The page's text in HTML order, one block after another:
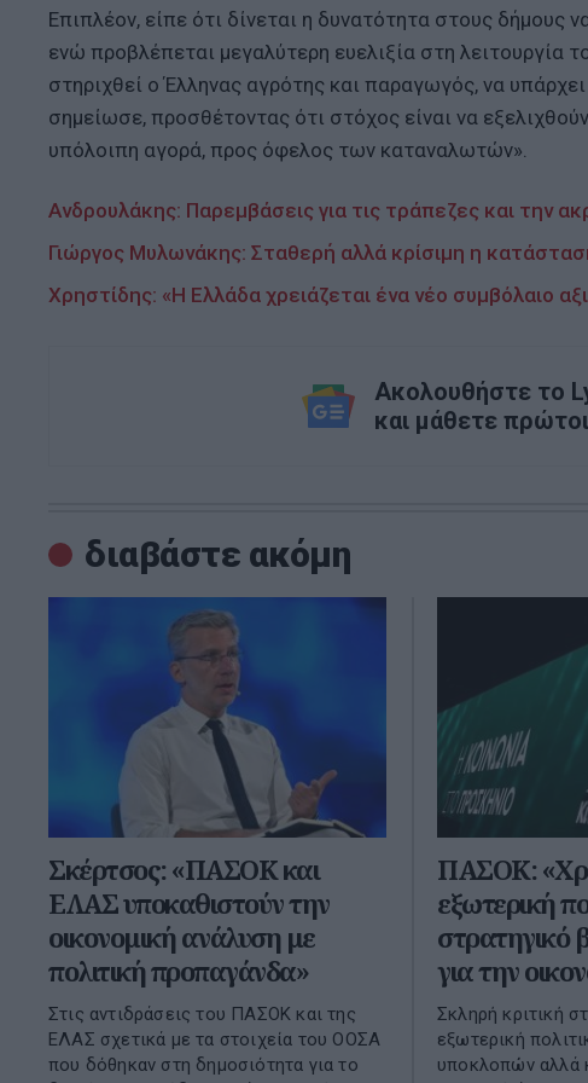
Επιπλέον, είπε ότι δίνεται η δυνατότητα στους δήμους
ενώ προβλέπεται μεγαλύτερη ευελιξία στη λειτουργία
στηριχθεί ο Έλληνας αγρότης και παραγωγός, να
σημείωσε, προσθέτοντας ότι στόχος είναι να
υπόλοιπη αγορά, προς όφελος των καταναλωτών».
Ανδρουλάκης: Παρεμβάσεις για τις τράπεζες και την
Γιώργος Μυλωνάκης: Σταθερή αλλά κρίσιμη η
Χρηστίδης: «Η Ελλάδα χρειάζεται ένα νέο συμβόλαιο
Ακολουθήστε το
και μάθετε
διαβάστε ακόμη
Σκέρτσος: «ΠΑΣΟΚ και
ΕΛΑΣ υποκαθιστούν την
οικονομική ανάλυση με
πολιτική προπαγάνδα»
Στις αντιδράσεις του ΠΑΣΟΚ και της
ΕΛΑΣ σχετικά με τα στοιχεία του ΟΟΣΑ
που δόθηκαν στη δημοσιότητα για το
ΠΑΣΟΚ:
εξωτερική
στρατηγικό
για την
Σκληρή κριτική
εξωτερική
υποκλοπών αλλά